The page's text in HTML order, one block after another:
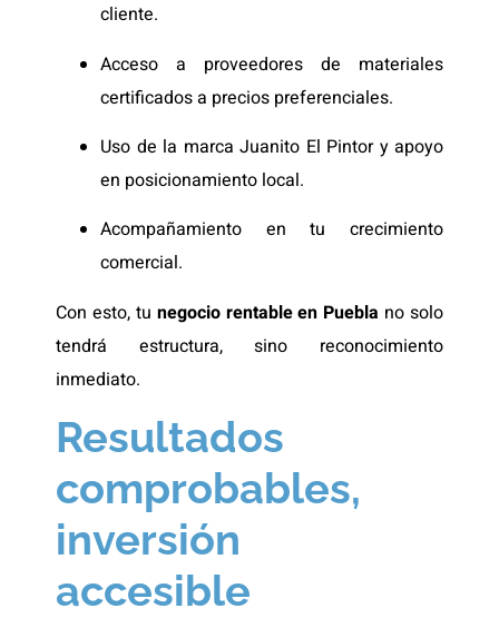
cliente.
Acceso a proveedores de materiales
certificados a precios preferenciales.
Uso de la marca Juanito El Pintor y apoyo
en posicionamiento local.
Acompañamiento en tu crecimiento
comercial.
Con esto, tu negocio rentable en Puebla no solo
tendrá estructura, sino reconocimiento
inmediato.
Resultados
comprobables,
inversión
accesible